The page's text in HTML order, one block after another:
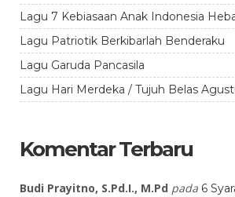
Lagu 7 Kebiasaan Anak Indonesia
Lagu Patriotik Berkibarlah Benderaku
Lagu Garuda Pancasila
Lagu Hari Merdeka / Tujuh Belas
Komentar Terbaru
Budi Prayitno, S.Pd.I., M.Pd pada 6